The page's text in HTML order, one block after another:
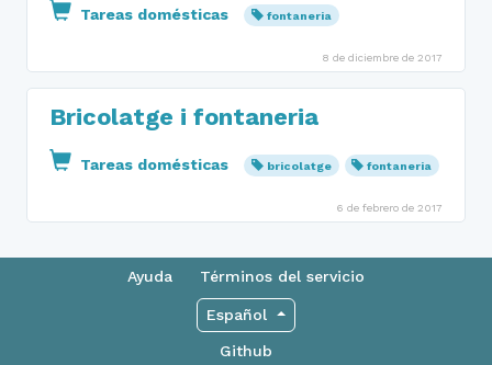
Tareas domésticas fontaneria
8 de diciembre de 2017
Bricolatge i fontaneria
Tareas domésticas bricolatge fontaneria
6 de febrero de 2017
Ayuda Términos del servicio
Español
Github